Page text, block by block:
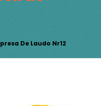
De Laudo Nr12